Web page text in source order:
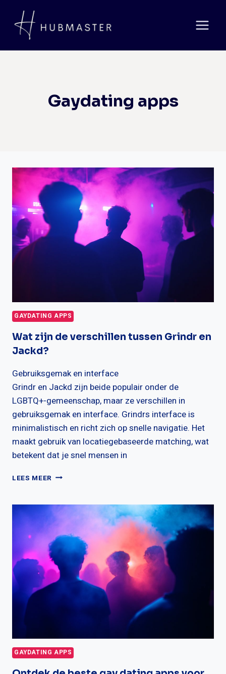
naar
inhoud
Gaydating apps
GAYDATING APPS
Wat zijn de verschillen tussen Grindr en
Jackd?
Gebruiksgemak en interface
Grindr en Jackd zijn beide populair onder de
LGBTQ+-gemeenschap, maar ze verschillen in
gebruiksgemak en interface. Grindrs interface is
minimalistisch en richt zich op snelle navigatie. Het
maakt gebruik van locatiegebaseerde matching, wat
betekent dat je snel mensen in
LEES MEER WAT
VERSCHILLEN
TUSSEN
GRINDR
EN
JACKD?
GAYDATING APPS